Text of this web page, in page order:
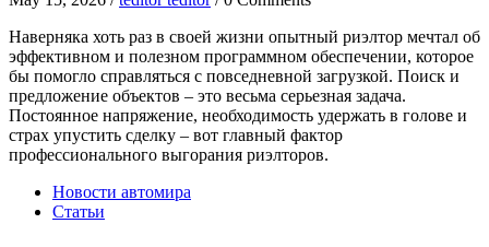
Наверняка хоть раз в своей жизни опытный риэлтор мечтал об
эффективном и полезном программном обеспечении, которое
бы помогло справляться с повседневной загрузкой. Поиск и
предложение объектов – это весьма серьезная задача.
Постоянное напряжение, необходимость удержать в голове и
страх упустить сделку – вот главный фактор
профессионального выгорания риэлторов.
Новости автомира
Статьи